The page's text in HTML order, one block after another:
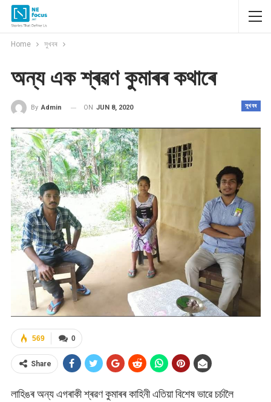
Home সুখবৰ
অন্য এক শ্ৰৱণ কুমাৰৰ কথাৰে
সুখবৰ
By Admin ON JUN 8, 2020
0
569
Share
লাহিঙৰ অন্য এগৰাকী শ্ৰৱণ কুমাৰৰ কাহিনী এতিয়া বিশেষ ভাৱে চৰ্চালৈ